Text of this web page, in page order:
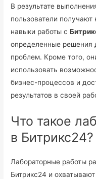
В результате
пользователи получают
навыки работы с
определенные решения
проблем. Кроме того,
использовать
бизнес-процессов и
результатов в своей
Что такое
в Битрикс24?
Лабораторные работы
Битрикс24 и